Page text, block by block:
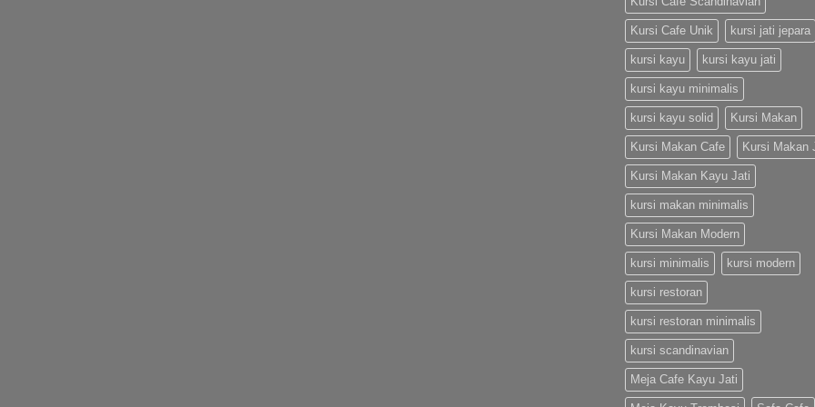
Kursi Cafe Unik kursi jati jepara
kursi kayu kursi kayu jati
kursi kayu minimalis
kursi kayu solid Kursi Makan
Kursi Makan Cafe Kursi Makan
Kursi Makan Kayu Jati
kursi makan minimalis
Kursi Makan Modern
kursi minimalis kursi modern
kursi restoran
kursi restoran minimalis
kursi scandinavian
Meja Cafe Kayu Jati